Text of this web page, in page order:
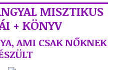
MISZTIKUS
+ KÖNYV
AMI CSAK NŐKNEK